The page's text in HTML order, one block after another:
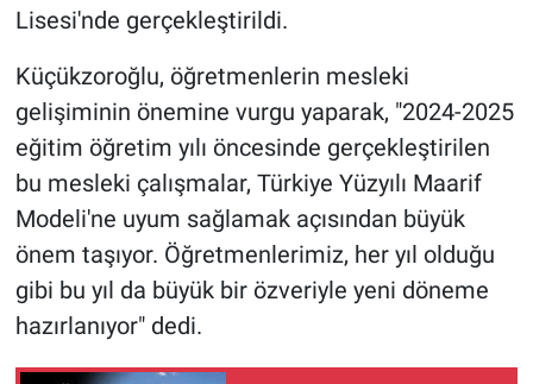
Lisesi'nde gerçekleştirildi.
Küçükzoroğlu, öğretmenlerin mesleki
gelişiminin önemine vurgu yaparak, "2024-2025
eğitim öğretim yılı öncesinde gerçekleştirilen
bu mesleki çalışmalar, Türkiye Yüzyılı Maarif
Modeli'ne uyum sağlamak açısından büyük
önem taşıyor. Öğretmenlerimiz, her yıl olduğu
gibi bu yıl da büyük bir özveriyle yeni döneme
hazırlanıyor" dedi.